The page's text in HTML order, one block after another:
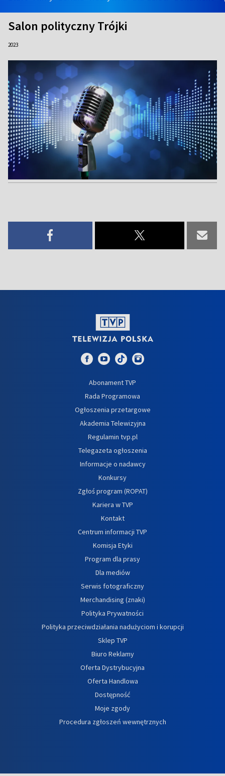
Salon polityczny Trójki
2023
Abonament TVP
Rada Programowa
Ogłoszenia przetargowe
Akademia Telewizyjna
Regulamin tvp.pl
Telegazeta ogłoszenia
Informacje o nadawcy
Konkursy
Zgłoś program (ROPAT)
Kariera w TVP
Kontakt
Centrum informacji TVP
Komisja Etyki
Program dla prasy
Dla mediów
Serwis fotograficzny
Merchandising (znaki)
Polityka Prywatności
Polityka przeciwdziałania nadużyciom i korupcji
Sklep TVP
Biuro Reklamy
Oferta Dystrybucyjna
Oferta Handlowa
Dostępność
Moje zgody
Procedura zgłoszeń wewnętrznych